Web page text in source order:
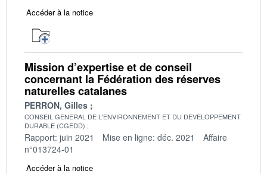
Accéder à la notice
Mission d’expertise et de conseil
concernant la Fédération des réserves
naturelles catalanes
PERRON, Gilles
CONSEIL GENERAL DE L'ENVIRONNEMENT ET DU DEVELOPPEMENT
DURABLE (CGEDD)
Rapport: juin 2021 Mise en ligne: déc. 2021
Affaire
n°013724-01
Accéder à la notice